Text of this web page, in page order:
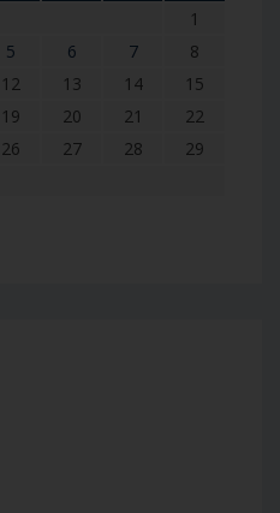
1
5 6 7
8
12 13 14
15
19 20 21
22
26 27 28
29